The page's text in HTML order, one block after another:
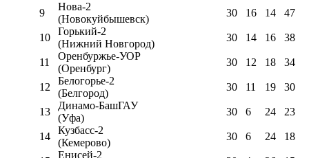
9
Нова-2
(Новокуйбышевск)
30 16 14 47
10
Горький-2
(Нижний Новгород)
30 14 16 38
11
Оренбуржье-УОР
(Оренбург)
30 12 18 34
12
Белогорье-2
(Белгород)
30 11 19 30
13
Динамо-БашГАУ
(Уфа)
30 6 24 23
14
Кузбасс-2
(Кемерово)
30 6 24 18
Енисей-2